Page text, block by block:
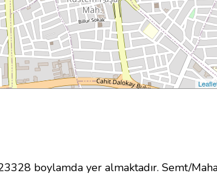
boylamda yer almaktadır. Semt/